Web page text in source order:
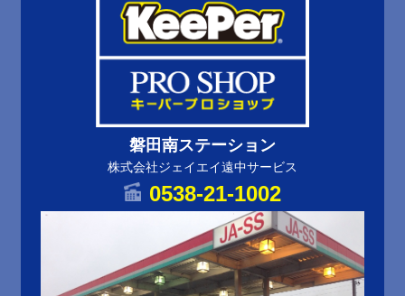
磐田南ステーション
株式会社ジェイエイ遠中サービス
0538-21-1002